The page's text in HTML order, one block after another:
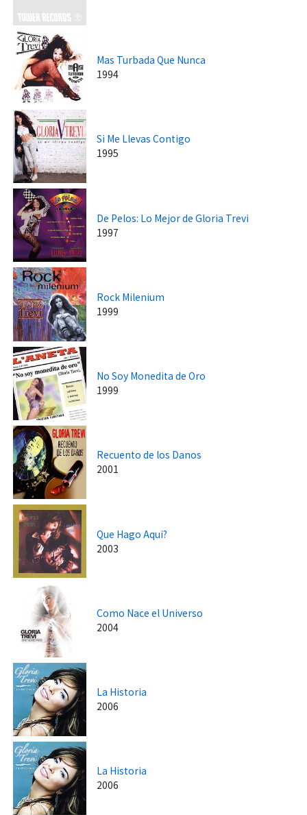
Mas Turbada Que Nunca
1994
Si Me Llevas Contigo
1995
De Pelos: Lo Mejor de Gloria Trevi
1997
Rock Milenium
1999
No Soy Monedita de Oro
1999
Recuento de los Danos
2001
Que Hago Aqui?
2003
Como Nace el Universo
2004
La Historia
2006
La Historia
2006